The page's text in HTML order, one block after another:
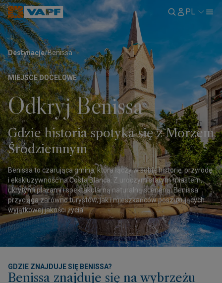
PL
Destynacje/Benissa
MIEJSCE DOCELOWE
Odkryj Benissa
Gdzie historia spotyka się z Morzem
Śródziemnym
Benissa to czarująca gmina, która łączy w sobie historię, przyrodę
i ekskluzywność na Costa Blanca. Z uroczym starym miastem,
ukrytymi plażami i spektakularną naturalną scenerią, Benissa
przyciąga zarówno turystów, jak i mieszkańców poszukujących
wyjątkowej jakości życia.
GDZIE ZNAJDUJE SIĘ BENISSA?
Benissa znajduje się na wybrzeżu